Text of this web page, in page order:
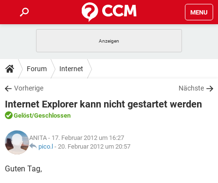
MENU
ANDROID
WINDOWS 10
WHATSAPP TIKTOK
FACEBOOK
TIPPS & TRICKS
SPIELE
WINDOWS 10
WHATSAPP
FACEBOOK HARDWARE
DOWNLOADS
SPIELE STREAMING
ANDROID
WINDOWS 10 INSTAGRAM
WHATSAPP
FACEBOOK
FORUM
SPIELE
ANDROID IOS
LEXIKON
SPIELE
ANDROID
Forum Internet
Vorherige Nächste
Internet Explorer kann nicht gestartet werden
Gelöst/Geschlossen
ANITA - 17. Februar 2012 um 16:27
pico.l - 20. Februar 2012 um 20:57
Guten Tag,